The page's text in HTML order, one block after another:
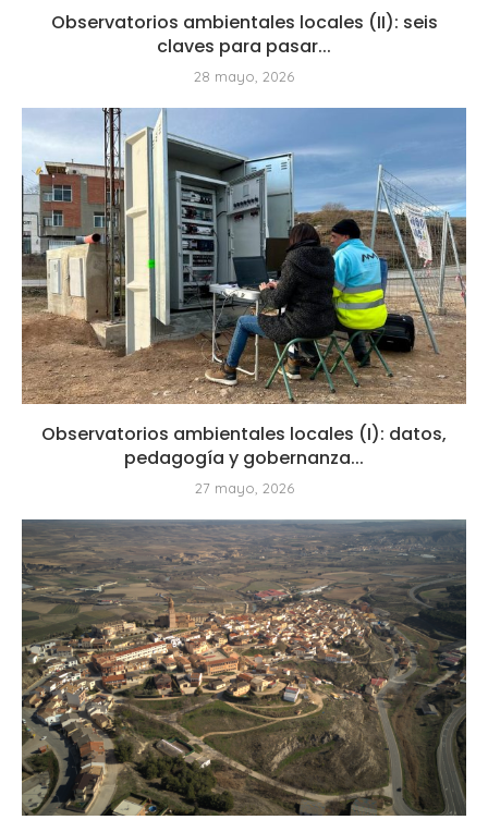
Observatorios ambientales locales (II): seis
claves para pasar...
28 mayo, 2026
Observatorios ambientales locales (I): datos,
pedagogía y gobernanza...
27 mayo, 2026